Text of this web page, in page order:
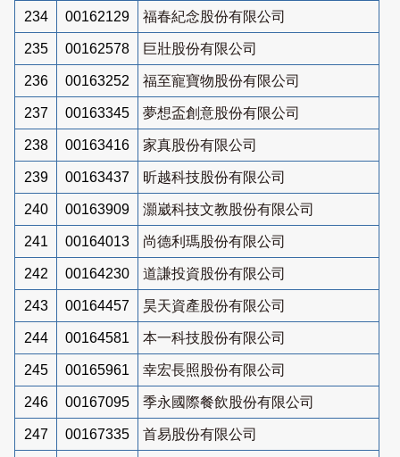
234 00162129 福春紀念股份有限公司
235 00162578 巨壯股份有限公司
236 00163252 福至寵寶物股份有限公司
237 00163345 夢想盃創意股份有限公司
238 00163416 家真股份有限公司
239 00163437 昕越科技股份有限公司
240 00163909 灝崴科技文教股份有限公司
241 00164013 尚德利瑪股份有限公司
242 00164230 道謙投資股份有限公司
243 00164457 昊天資產股份有限公司
244 00164581 本一科技股份有限公司
245 00165961 幸宏長照股份有限公司
246 00167095 季永國際餐飲股份有限公司
247 00167335 首易股份有限公司